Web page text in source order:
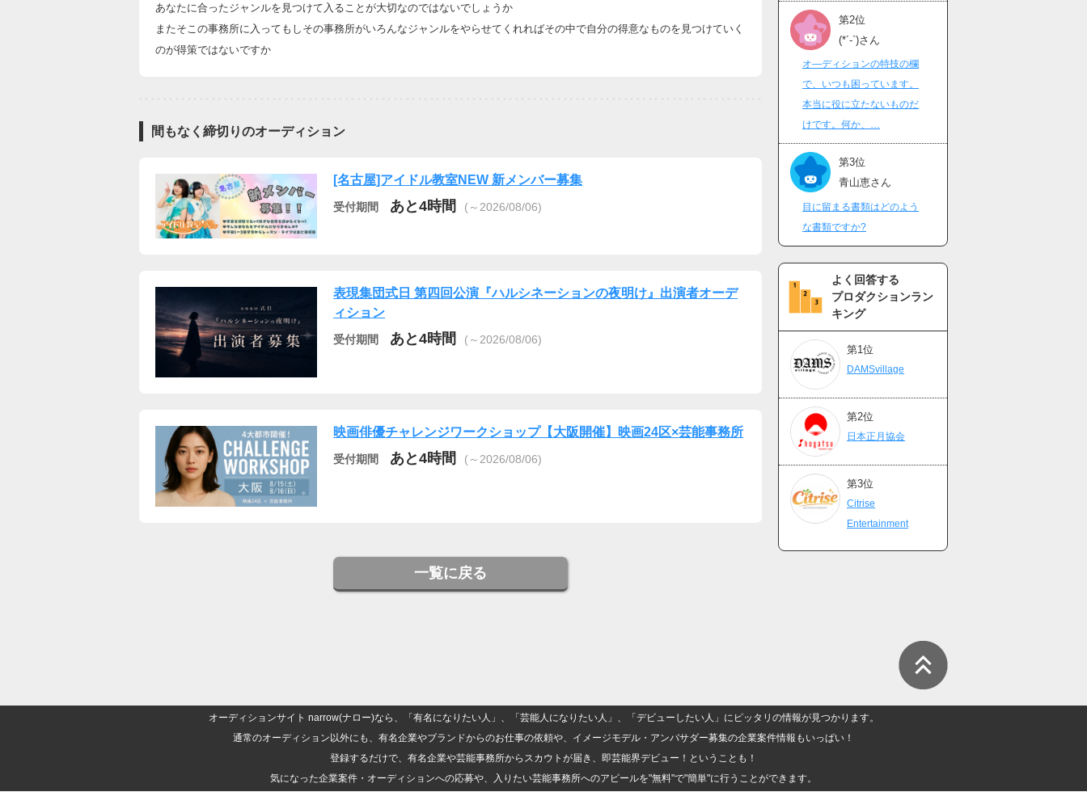
あなたに合ったジャンルを見つけて入ることが大切なのではないでしょうか
またそこの事務所に入ってもしその事務所がいろんなジャンルをやらせてくれればその中で自分の得意なものを見つけていく
のが得策ではないですか
間もなく締切りのオーディション
[名古屋]アイドル教室NEW 新メンバー募集
受付期間 あと4時間 (～2026/08/06)
表現集団式日 第四回公演『ハルシネーションの夜明け』出演者オーデ
ィション
受付期間 あと4時間 (～2026/08/06)
映画俳優チャレンジワークショップ【大阪開催】映画24区×芸能事務所
受付期間 あと4時間 (～2026/08/06)
一覧に戻る
第2位
(*´-`)さん
オ―ディションの特技の欄
で、いつも困っています。
本当に役に立たないものだ
けです。何か、…
第3位
青山恵さん
目に留まる書類はどのよう
な書類ですか?
よく回答する
プロダクションラン
キング
第1位
DAMSvillage
第2位
日本正月協会
第3位
Citrise
Entertainment
オーディションサイト narrow(ナロー)なら、「有名になりたい人」、「芸能人になりたい人」、「デビューしたい人」にピッタリの情報が見つかります。
通常のオーディション以外にも、有名企業やブランドからのお仕事の依頼や、イメージモデル・アンバサダー募集の企業案件情報もいっぱい！
登録するだけで、有名企業や芸能事務所からスカウトが届き、即芸能界デビュー！ということも！
気になった企業案件・オーディションへの応募や、入りたい芸能事務所へのアピールを"無料"で"簡単"に行うことができます。